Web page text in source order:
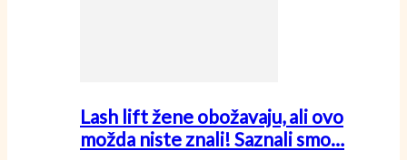
Lash lift žene obožavaju, ali ovo
možda niste znali! Saznali smo…